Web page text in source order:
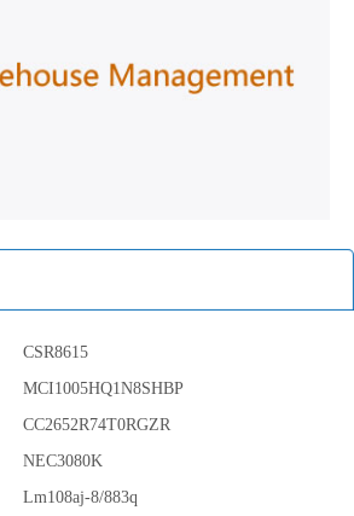
CSR8615
MCI1005HQ1N8SHBP
CC2652R74T0RGZR
NEC3080K
Lm108aj-8/883q